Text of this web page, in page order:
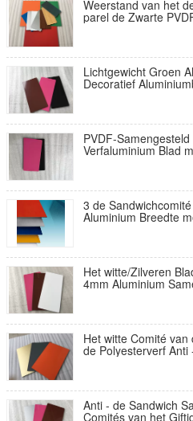
Weerstand van het
parel de Zwarte
Lichtgewicht Groen
Decoratief
PVDF-
Verfaluminium Blad
3 de
Aluminium Breedte
Het witte/Zilveren
4mm Aluminium
Het witte Comité
de Polyesterverf
Anti - de Sandwich
Comités van het